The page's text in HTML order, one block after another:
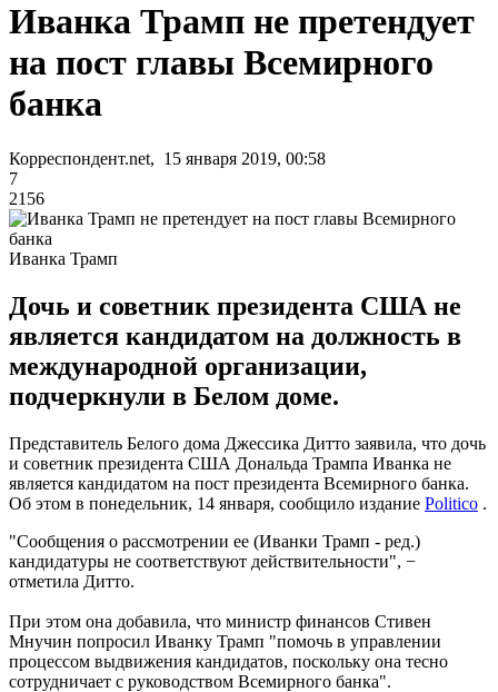
Иванка Трамп не претендует
на пост главы Всемирного
банка
Корреспондент.net, 15 января 2019, 00:58
7
2156
Иванка Трамп
Дочь и советник президента США не
является кандидатом на должность в
международной организации,
подчеркнули в Белом доме.
Представитель Белого дома Джессика Дитто заявила, что дочь
и советник президента США Дональда Трампа Иванка не
является кандидатом на пост президента Всемирного банка.
Об этом в понедельник, 14 января, сообщило издание Politico .
"Сообщения о рассмотрении ее (Иванки Трамп - ред.)
кандидатуры не соответствуют действительности", −
отметила Дитто.
При этом она добавила, что министр финансов Стивен
Мнучин попросил Иванку Трамп "помочь в управлении
процессом выдвижения кандидатов, поскольку она тесно
сотрудничает с руководством Всемирного банка".